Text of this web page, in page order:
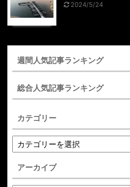
2024/5/24
週間人気記事ランキング
総合人気記事ランキング
カテゴリー
アーカイブ